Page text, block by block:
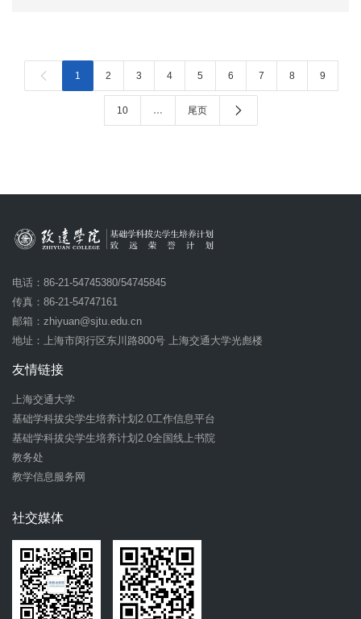
 1 2 3 4 5 6 7 8 9
10 … 尾页 
电话：86-21-54745380/54745845
传真：86-21-54747161
邮箱： zhiyuan@sjtu.edu.cn
地址：上海市闵行区东川路800号 上海交通大学光彪楼
友情链接
上海交通大学
基础学科拔尖学生培养计划2.0工作信息平台
基础学科拔尖学生培养计划2.0全国线上书院
教务处
教学信息服务网
社交媒体